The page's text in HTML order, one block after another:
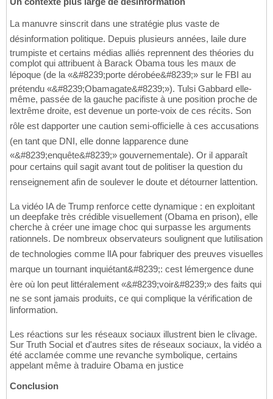
La manuvre sinscrit dans une stratégie plus vaste de
désinformation politique. Depuis plusieurs années, laile dure
trumpiste et certains médias alliés reprennent des théories du
complot qui attribuent à Barack Obama tous les maux de
lépoque (de la «&#8239;porte dérobée&#8239;» sur le FBI au
prétendu «&#8239;Obamagate&#8239;»). Tulsi Gabbard elle-
même, passée de la gauche pacifiste à une position proche de
lextrême droite, est devenue un porte-voix de ces récits. Son
rôle est dapporter une caution semi-officielle à ces accusations
(en tant que DNI, elle donne lapparence dune
«&#8239;enquête&#8239;» gouvernementale). Or il apparaît
pour certains quil sagit avant tout de politiser la question du
renseignement afin de soulever le doute et détourner lattention.
La vidéo IA de Trump renforce cette dynamique : en exploitant
un deepfake très crédible visuellement (Obama en prison), elle
cherche à créer une image choc qui surpasse les arguments
rationnels. De nombreux observateurs soulignent que lutilisation
de technologies comme lIA pour fabriquer des preuves visuelles
marque un tournant inquiétant&#8239;: cest lémergence dune
ère où lon peut littéralement «&#8239;voir&#8239;» des faits qui
ne se sont jamais produits, ce qui complique la vérification de
linformation.
Les réactions sur les réseaux sociaux illustrent bien le clivage.
Sur Truth Social et d'autres sites de réseaux sociaux, la vidéo a
été acclamée comme une revanche symbolique, certains
appelant même à traduire Obama en justice
Conclusion